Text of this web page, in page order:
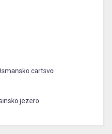
cartsvo
jezero